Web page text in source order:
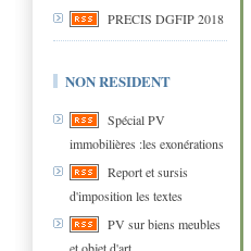
PRECIS DGFIP 2018
NON RESIDENT
Spécial PV
immobilières :les exonérations
Report et sursis
d'imposition les textes
PV sur biens meubles